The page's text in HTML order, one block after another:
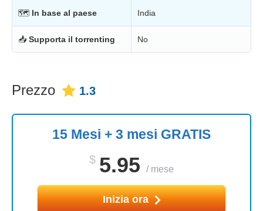
🗺 In base al paese India
📥 Supporta il torrenting No
Prezzo 1.3
15 Mesi + 3 mesi GRATIS
$ 5.95 / mese
Inizia ora